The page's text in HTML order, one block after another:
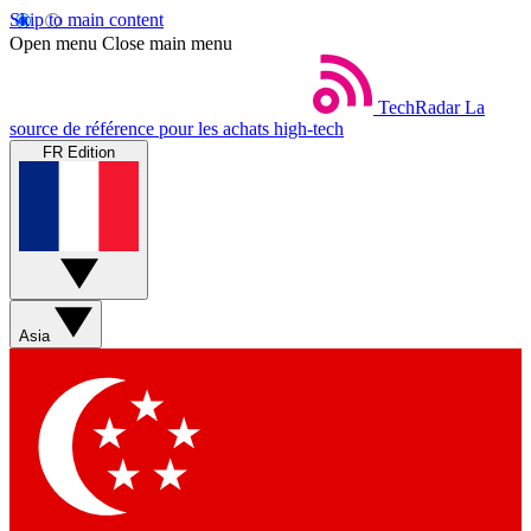
Skip to main content
Open menu Close main menu
TechRadar La
source de référence pour les achats high-tech
FR Edition
Asia